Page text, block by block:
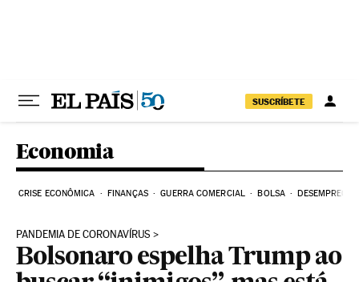
SUSCRÍBETE
Economia
CRISE ECONÔMICA FINANÇAS GUERRA COMERCIAL BOLSA DESEMPREGO
PANDEMIA DE CORONAVÍRUS
Bolsonaro espelha Trump ao